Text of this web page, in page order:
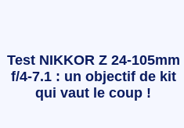
Test NIKKOR Z 24-105mm
f/4-7.1 : un objectif de kit
qui vaut le coup !